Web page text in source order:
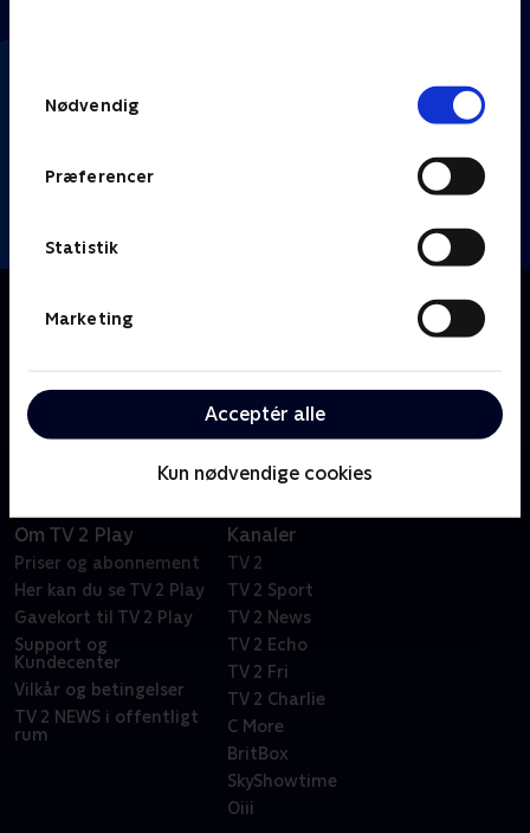
Nødvendig
Præferencer
Statistik
Marketing
Acceptér alle
Kun nødvendige cookies
TikTok møder 'Hvem vil være millionær?', når Thomas
komikere i internettets sjoveste og mest
mærkværdige klip.
Om TV 2 Play
Priser og abonnement
Her kan du se TV 2 Play
Gavekort til TV 2 Play
Support og
Kundecenter
Vilkår og betingelser
TV 2 NEWS i offentligt
rum
Kanaler
TV 2
TV 2 Sport
TV 2 News
TV 2 Echo
TV 2 Fri
TV 2 Charlie
C More
BritBox
SkyShowtime
Oiii